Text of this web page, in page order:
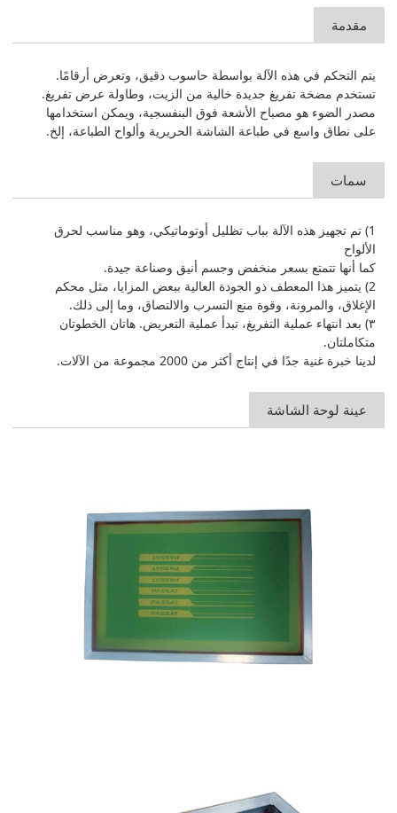
مقدمة
يتم التحكم في هذه الآلة بواسطة حاسوب دقيق، وتعرض أرقامًا.
تستخدم مضخة تفريغ جديدة خالية من الزيت، وطاولة عرض تفريغ.
مصدر الضوء هو مصباح الأشعة فوق البنفسجية، ويمكن استخدامها
على نطاق واسع في طباعة الشاشة الحريرية وألواح الطباعة، إلخ.
سمات
1) تم تجهيز هذه الآلة بباب تظليل أوتوماتيكي، وهو مناسب لحرق
الألواح
كما أنها تتمتع بسعر منخفض وجسم أنيق وصناعة جيدة.
2) يتميز هذا المعطف ذو الجودة العالية ببعض المزايا، مثل محكم
الإغلاق، والمرونة، وقوة منع التسرب والالتصاق، وما إلى ذلك.
٣) بعد انتهاء عملية التفريغ، تبدأ عملية التعريض. هاتان الخطوتان
متكاملتان.
لدينا خبرة غنية جدًا في إنتاج أكثر من 2000 مجموعة من الآلات.
عينة لوحة الشاشة